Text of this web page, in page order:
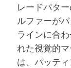
レードパタ
ルファーが
ラインに合
れた視覚的
は、パッテ